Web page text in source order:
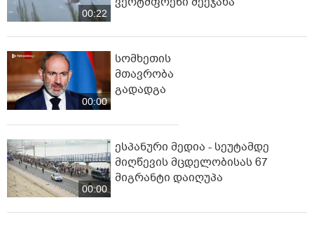
00:22
00:00
სომხეთის
მთავრობა
გადადგა
00:00
ესპანური მედია - სეუტამდე
მიღწევის მცდელობისას 67
მიგრანტი დაიღუპა